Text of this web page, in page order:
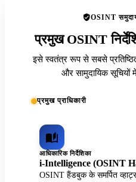
OSINT समुदाय
प्रमुख OSINT
इसे स्वतंत्र रूप से सबसे प्रतिष्ठित
और सामुदायिक सूचियों
प्रमुख प्राधिकारी
आधिकारिक निर्देशिका
i-Intelligence (OSINT
OSINT हैंडबुक के समर्पित